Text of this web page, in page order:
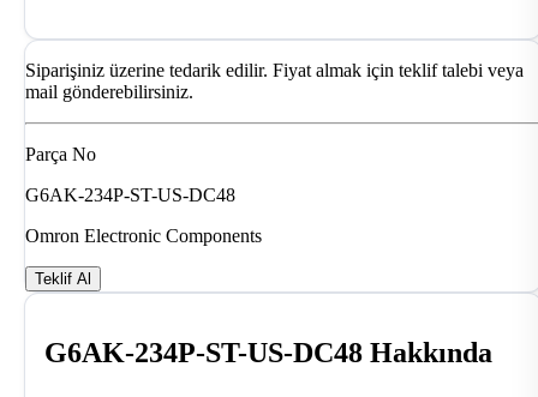
Siparişiniz üzerine tedarik edilir. Fiyat almak için teklif talebi veya
mail gönderebilirsiniz.
Parça No
G6AK-234P-ST-US-DC48
Omron Electronic Components
Teklif Al
G6AK-234P-ST-US-DC48 Hakkında